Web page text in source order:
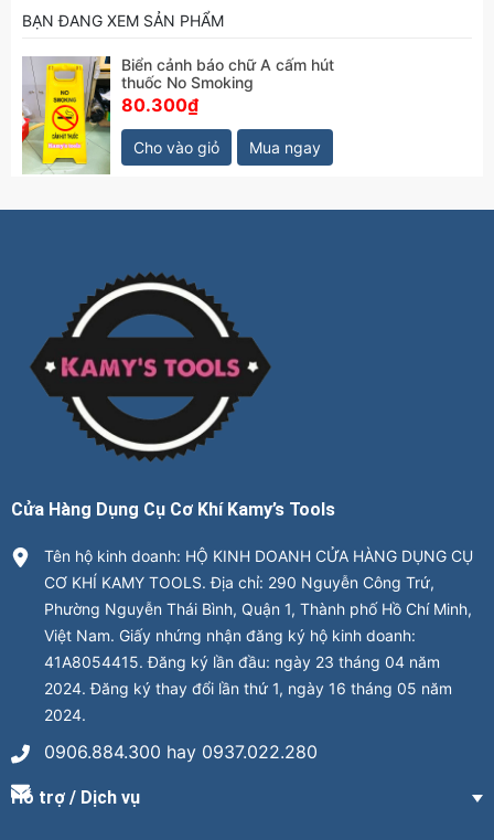
BẠN ĐANG XEM SẢN PHẨM
Biển cảnh báo chữ A cấm hút
thuốc No Smoking
80.300₫
Cho vào giỏ Mua ngay
Cửa Hàng Dụng Cụ Cơ Khí Kamy’s Tools
Tên hộ kinh doanh: HỘ KINH DOANH CỬA HÀNG DỤNG CỤ
CƠ KHÍ KAMY TOOLS. Địa chỉ: 290 Nguyễn Công Trứ,
Phường Nguyễn Thái Bình, Quận 1, Thành phố Hồ Chí Minh,
Việt Nam. Giấy nhứng nhận đăng ký hộ kinh doanh:
41A8054415. Đăng ký lần đầu: ngày 23 tháng 04 năm
2024. Đăng ký thay đổi lần thứ 1, ngày 16 tháng 05 năm
2024.
0906.884.300 hay 0937.022.280
Hỗ trợ / Dịch vụ